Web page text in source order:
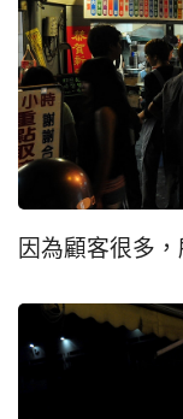
因為顧客很多